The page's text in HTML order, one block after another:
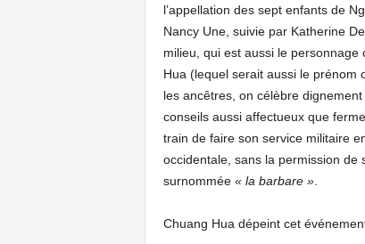
l’appellation des sept enfants de
Nancy Une, suivie par Katherine
milieu, qui est aussi le
Hua (lequel serait aussi le prénom
les ancêtres, on célèbre
conseils aussi affectueux que
train de faire son service militaire
occidentale, sans la permission de
surnommée « la barbare ».
Chuang Hua dépeint cet